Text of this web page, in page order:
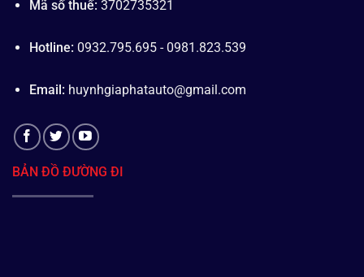
Mã số thuế: 3702735321
Hotline: 0932.795.695 - 0981.823.539
Email: huynhgiaphatauto@gmail.com
BẢN ĐỒ ĐƯỜNG ĐI